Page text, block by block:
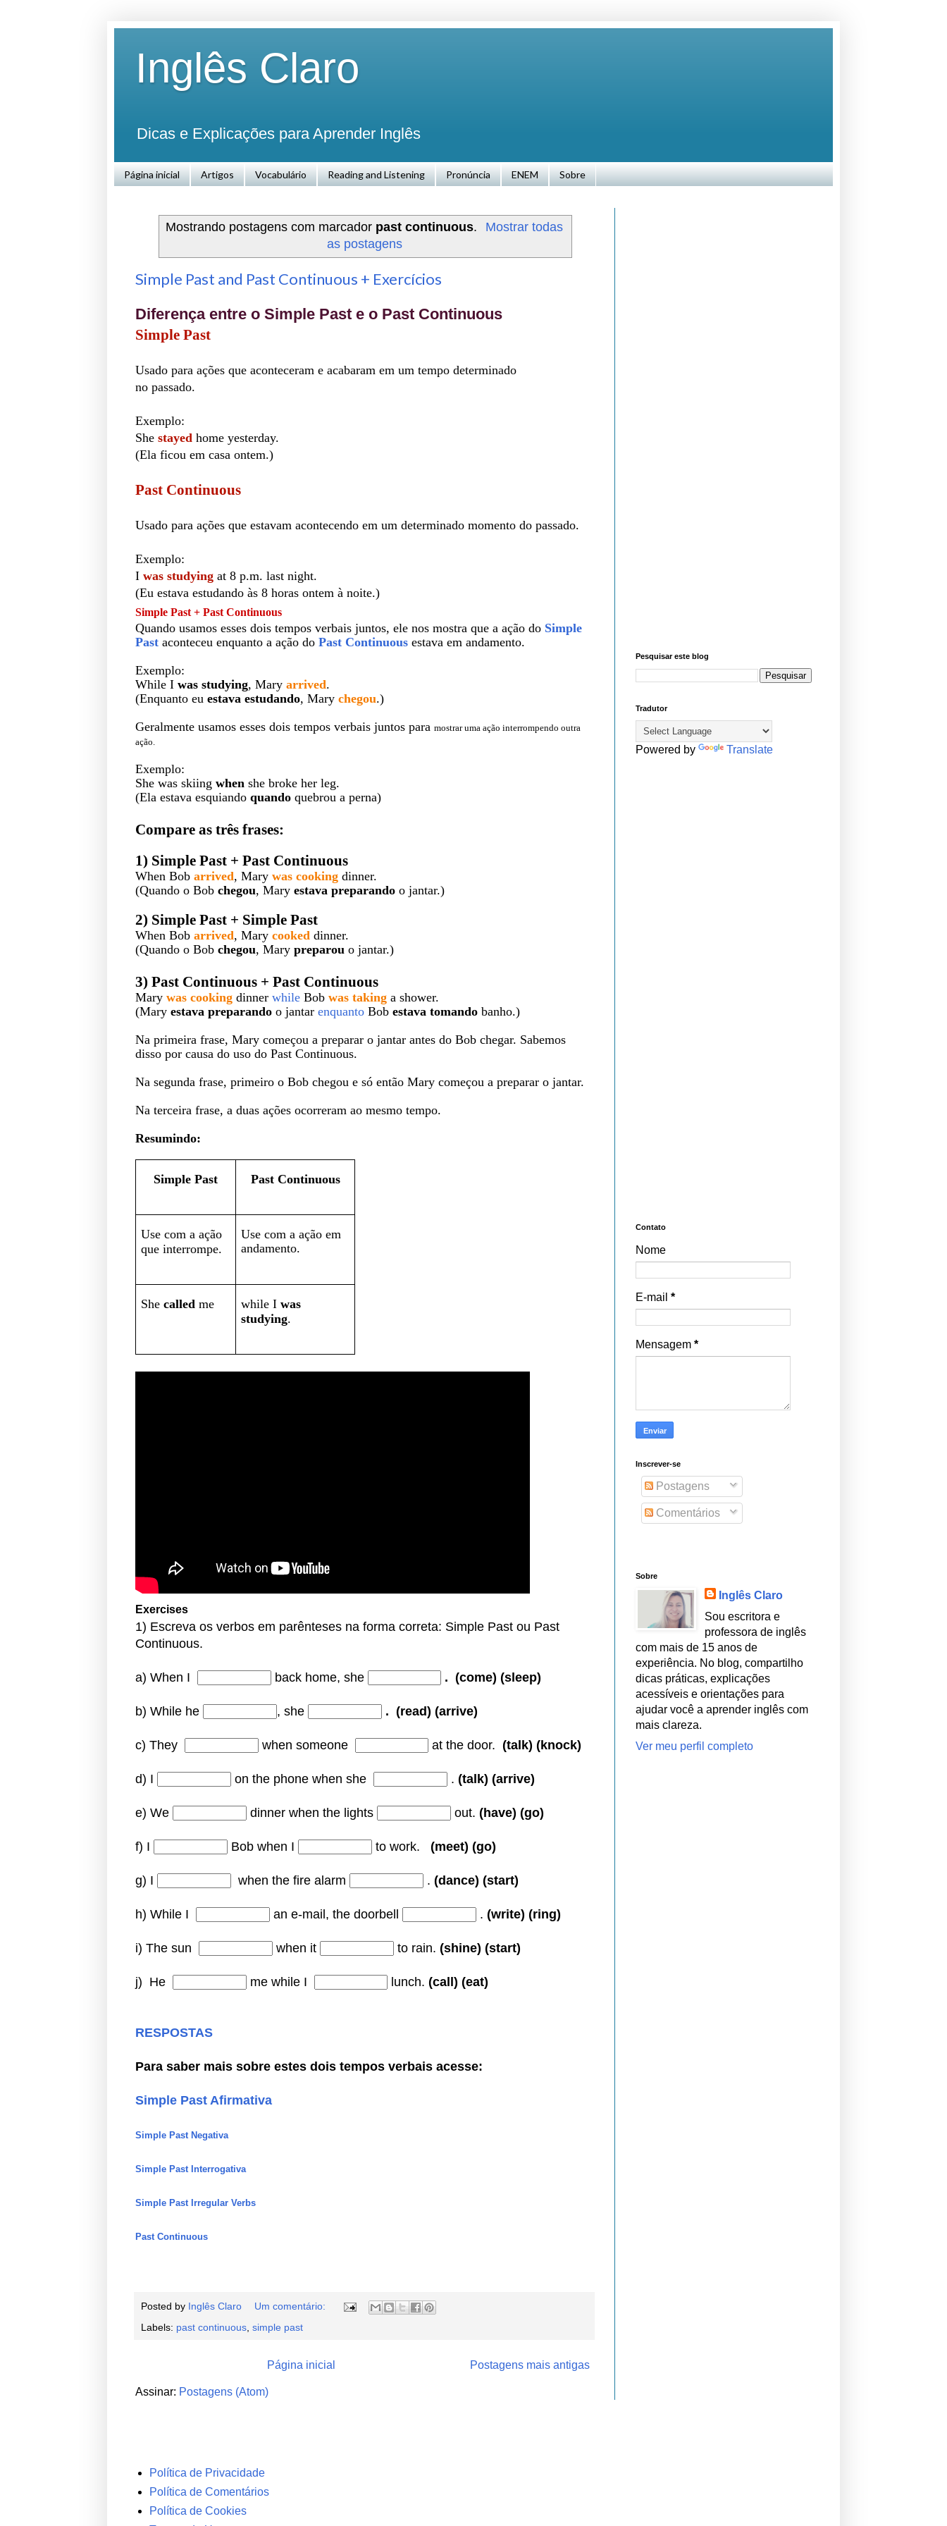
Inglês Claro
Dicas e Explicações para Aprender Inglês
Página inicial Artigos Vocabulário Reading and Listening Pronúncia ENEM Sobre
Mostrando postagens com marcador past continuous.
Mostrar todas
as postagens
Simple Past and Past Continuous + Exercícios
Diferença entre o Simple Past e o Past Continuous
Simple Past
Usado para ações que aconteceram e acabaram em um tempo determinado
no passado.
Exemplo:
She stayed home yesterday.
(Ela ficou em casa ontem.)
Past Continuous
Usado para ações que estavam acontecendo em um determinado momento do passado.
Exemplo:
I was studying at 8 p.m. last night.
(Eu estava estudando às 8 horas ontem à noite.)
Simple Past + Past Continuous
Quando usamos esses dois tempos verbais juntos, ele nos mostra que a ação do Simple
Past aconteceu enquanto a ação do Past Continuous estava em andamento.
Exemplo:
While I was studying, Mary arrived.
(Enquanto eu estava estudando, Mary chegou.)
Geralmente usamos esses dois tempos verbais juntos para mostrar uma ação interrompendo outra
ação.
Exemplo:
She was skiing when she broke her leg.
(Ela estava esquiando quando quebrou a perna)
Compare as três frases:
1) Simple Past + Past Continuous
When Bob arrived, Mary was cooking dinner.
(Quando o Bob chegou, Mary estava preparando o jantar.)
2) Simple Past + Simple Past
When Bob arrived, Mary cooked dinner.
(Quando o Bob chegou, Mary preparou o jantar.)
3) Past Continuous + Past Continuous
Mary was cooking dinner while Bob was taking a shower.
(Mary estava preparando o jantar enquanto Bob estava tomando banho.)
Na primeira frase, Mary começou a preparar o jantar antes do Bob chegar. Sabemos
disso por causa do uso do Past Continuous.
Na segunda frase, primeiro o Bob chegou e só então Mary começou a preparar o jantar.
Na terceira frase, a duas ações ocorreram ao mesmo tempo.
Resumindo:
Simple Past Past Continuous
Use com a ação
que interrompe.
Use com a ação em
andamento.
Shecalled me while Iwas
studying.
Exercises
1) Escreva os verbos em parênteses na forma correta: Simple Past ou Past
Continuous.
a) When I back home, she . (come) (sleep)
b) While he , she . (read) (arrive)
c) They when someone at the door. (talk) (knock)
d) I on the phone when she . (talk) (arrive)
e) We dinner when the lights out. (have) (go)
f) I Bob when I to work. (meet) (go)
g) I when the fire alarm . (dance) (start)
h) While I an e-mail, the doorbell . (write) (ring)
i) The sun when it to rain. (shine) (start)
j) He me while I lunch. (call) (eat)
RESPOSTAS
Para saber mais sobre estes dois tempos verbais acesse:
Simple Past Afirmativa
Simple Past Negativa
Simple Past Interrogativa
Simple Past Irregular Verbs
Past Continuous
Posted by Inglês Claro
Um comentário:
Labels: past continuous simple past
Postagens mais antigas
Página inicial
Assinar: Postagens (Atom)
Pesquisar este blog
Tradutor
Powered by Translate
Contato
Nome
E-mail *
Mensagem *
Inscrever-se
Postagens
Comentários
Sobre
Inglês Claro
Sou escritora e
professora de inglês
com mais de 15 anos de
experiência. No blog, compartilho
dicas práticas, explicações
acessíveis e orientações para
ajudar você a aprender inglês com
mais clareza.
Ver meu perfil completo
Política de Privacidade
Política de Comentários
Política de Cookies